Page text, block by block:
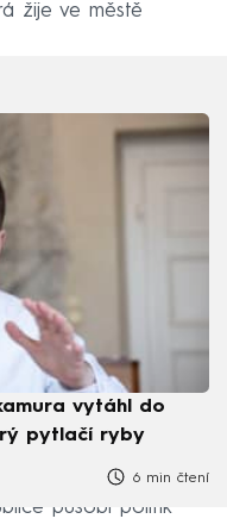
žije ve městě
vytáhl do
pytlačí ryby
6 min čtení
působí politik